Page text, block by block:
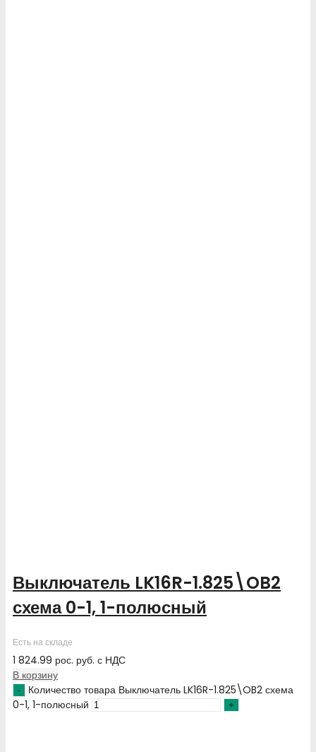
Выключатель LK16R-1.825\OB2
схема 0-1, 1-полюсный
Есть на складе
1 824.99 рос. руб. с НДС
В корзину
Количество товара Выключатель LK16R-1.825\OB2 схема
0-1, 1-полюсный